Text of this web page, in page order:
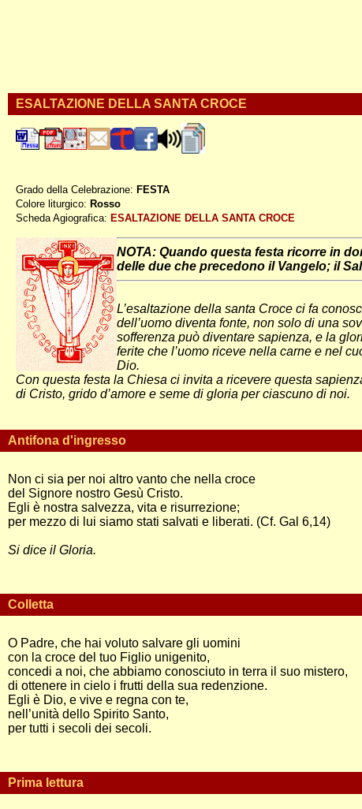
ESALTAZIONE DELLA SANTA CROCE
Grado della Celebrazione: FESTA
Colore liturgico: Rosso
Scheda Agiografica: ESALTAZIONE DELLA SANTA CROCE
NOTA: Quando questa festa ricorre in
delle due che precedono il Vangelo; il
L’esaltazione della santa Croce ci fa
dell’uomo diventa fonte, non solo di una
sofferenza può diventare sapienza, e la
ferite che l’uomo riceve nella carne e nel
Dio.
Con questa festa la Chiesa ci invita a ricevere questa
di Cristo, grido d’amore e seme di gloria per ciascuno di noi.
Antifona d'ingresso
Non ci sia per noi altro vanto che nella croce
del Signore nostro Gesù Cristo.
Egli è nostra salvezza, vita e risurrezione;
per mezzo di lui siamo stati salvati e liberati. (Cf. Gal 6,14)
Si dice il Gloria.
Colletta
O Padre, che hai voluto salvare gli uomini
con la croce del tuo Figlio unigenito,
concedi a noi, che abbiamo conosciuto in terra il suo mistero,
di ottenere in cielo i frutti della sua redenzione.
Egli è Dio, e vive e regna con te,
nell’unità dello Spirito Santo,
per tutti i secoli dei secoli.
Prima lettura